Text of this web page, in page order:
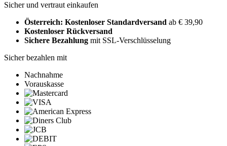
Sicher und vertraut einkaufen
Österreich: Kostenloser Standardversand ab € 39,90
Kostenloser Rückversand
Sichere Bezahlung mit SSL-Verschlüsselung
Sicher bezahlen mit
Nachnahme
Vorauskasse